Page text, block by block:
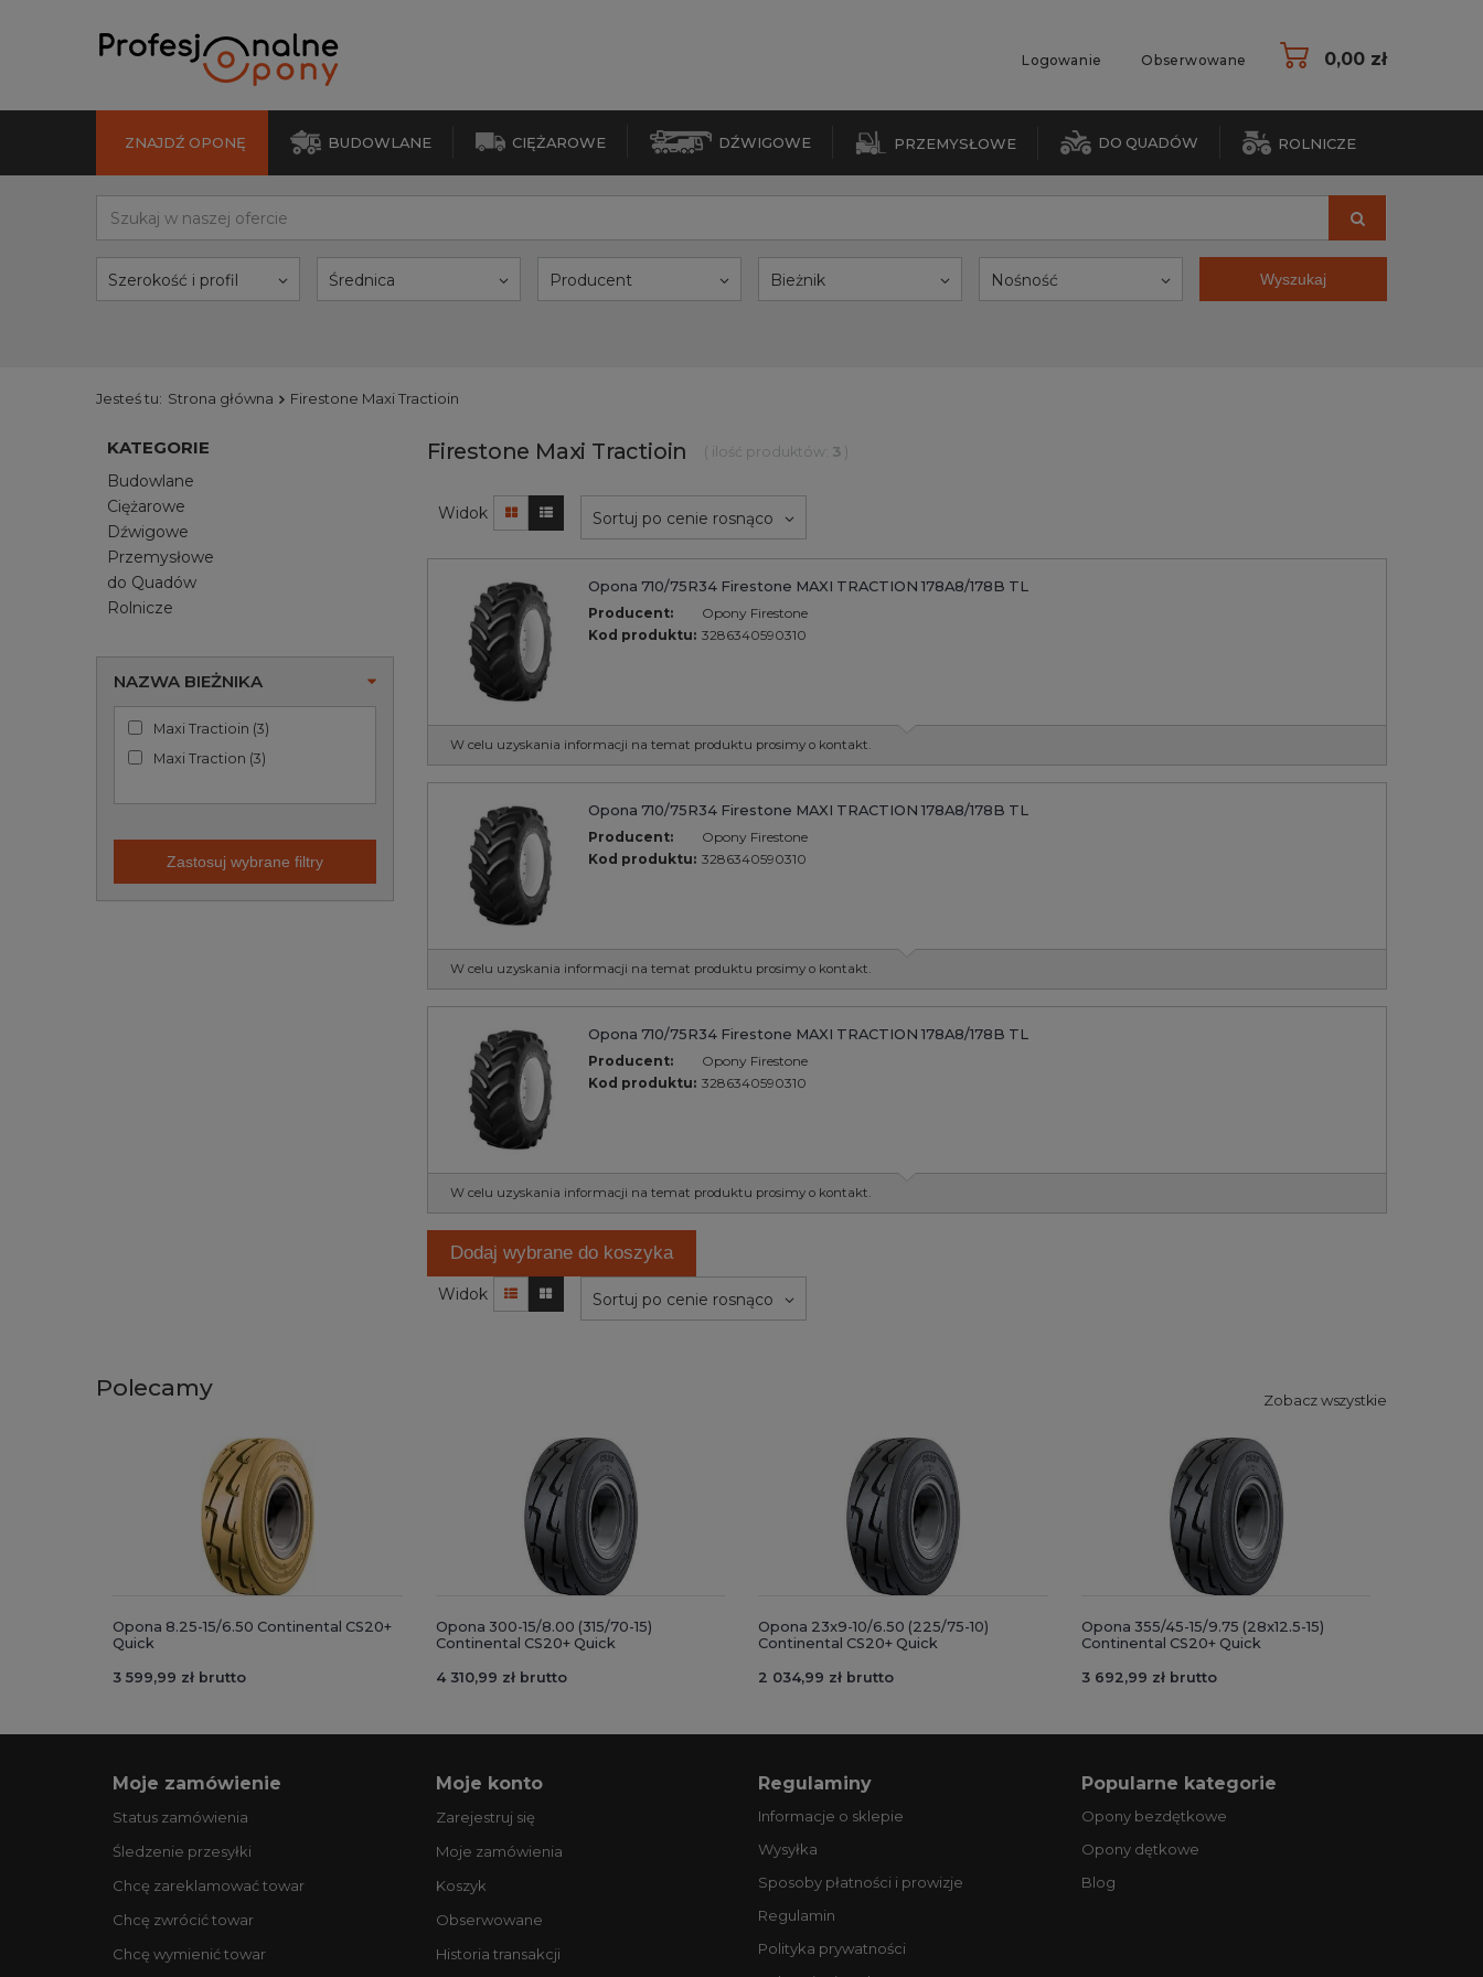
Logowanie Obserwowane 0,00 zł
ZNAJDŹ OPONĘ BUDOWLANE CIĘŻAROWE DŹWIGOWE PRZEMYSŁOWE DO QUADÓW ROLNICZE
Szerokość i profil Średnica Producent Bieżnik Nośność Wyszukaj
Jesteś tu: Strona główna Firestone Maxi Tractioin
KATEGORIE
Budowlane
Ciężarowe
Dźwigowe
Przemysłowe
do Quadów
Rolnicze
NAZWA BIEŻNIKA
Maxi Tractioin (3)
Maxi Traction (3)
Zastosuj wybrane filtry
Firestone Maxi Tractioin ( ilość produktów: 3 )
Widok Sortuj po cenie rosnąco
Opona 710/75R34 Firestone MAXI TRACTION 178A8/178B TL
Producent:
Opony Firestone
Kod produktu: 3286340590310
W celu uzyskania informacji na temat produktu prosimy o kontakt.
Opona 710/75R34 Firestone MAXI TRACTION 178A8/178B TL
Producent:
Opony Firestone
Kod produktu: 3286340590310
W celu uzyskania informacji na temat produktu prosimy o kontakt.
Opona 710/75R34 Firestone MAXI TRACTION 178A8/178B TL
Producent:
Opony Firestone
Kod produktu: 3286340590310
W celu uzyskania informacji na temat produktu prosimy o kontakt.
Dodaj wybrane do koszyka
Widok Sortuj po cenie rosnąco
Polecamy Zobacz wszystkie
Opona 8.25-15/6.50 Continental CS20+
Quick
3 599,99 zł brutto
Opona 300-15/8.00 (315/70-15)
Continental CS20+ Quick
4 310,99 zł brutto
Opona 23x9-10/6.50 (225/75-10)
Continental CS20+ Quick
2 034,99 zł brutto
Opona 355/45-15/9.75 (28x12.5-15)
Continental CS20+ Quick
3 692,99 zł brutto
Moje zamówienie
Status zamówienia
Śledzenie przesyłki
Chcę zareklamować towar
Chcę zwrócić towar
Chcę wymienić towar
Moje konto
Zarejestruj się
Moje zamówienia
Koszyk
Obserwowane
Historia transakcji
Regulaminy
Informacje o sklepie
Wysyłka
Sposoby płatności i prowizje
Regulamin
Polityka prywatności
Popularne kategorie
Opony bezdętkowe
Opony dętkowe
Blog